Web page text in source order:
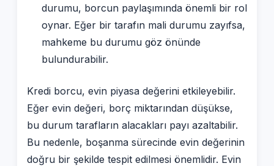
durumu, borcun paylaşımında önemli bir rol
oynar. Eğer bir tarafın mali durumu zayıfsa,
mahkeme bu durumu göz önünde
bulundurabilir.
Kredi borcu, evin piyasa değerini etkileyebilir.
Eğer evin değeri, borç miktarından düşükse,
bu durum tarafların alacakları payı azaltabilir.
Bu nedenle, boşanma sürecinde evin değerinin
doğru bir şekilde tespit edilmesi önemlidir. Evin